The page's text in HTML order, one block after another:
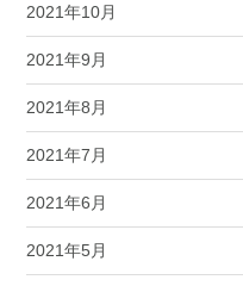
2021年10月
2021年9月
2021年8月
2021年7月
2021年6月
2021年5月